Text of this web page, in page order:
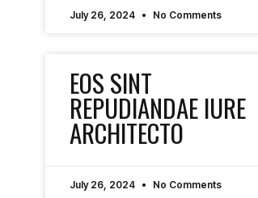
July 26, 2024 No Comments
EOS SINT
REPUDIANDAE IURE
ARCHITECTO
July 26, 2024 No Comments